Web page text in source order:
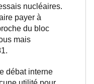
nucléaires.
payer à
du bloc
mais
débat interne